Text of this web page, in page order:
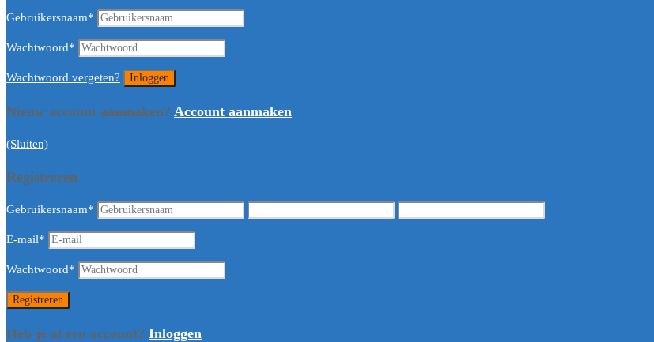
Gebruikersnaam*
Wachtwoord*
Wachtwoord vergeten?
Nieuw account aanmaken? Account aanmaken
(Sluiten)
Registreren
Gebruikersnaam*
E-mail*
Wachtwoord*
Heb je al een account? Inloggen